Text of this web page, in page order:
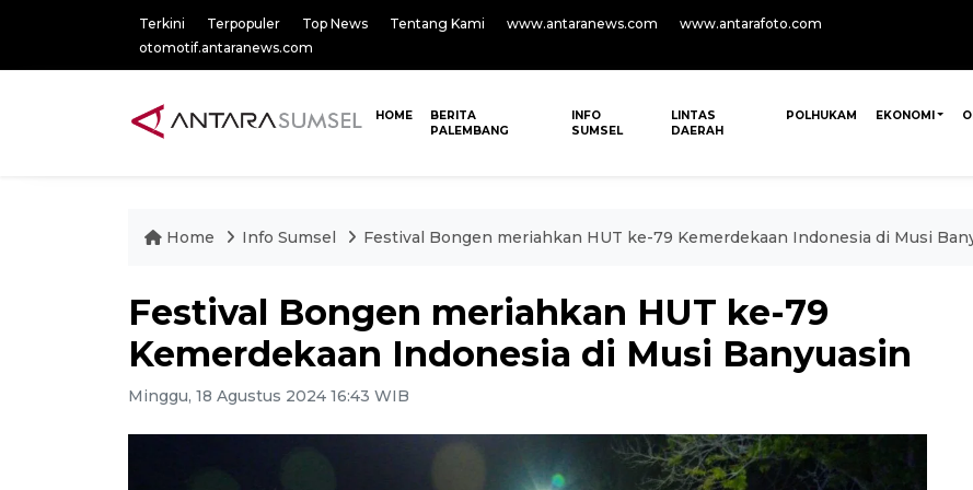
Terkini Terpopuler Top News Tentang Kami www.antaranews.com
www.antarafoto.com
otomotif.antaranews.com
HOME
BERITA
PALEMBANG
INFO
SUMSEL
LINTAS
DAERAH
POLHUKAM EKONOMI
Home Info Sumsel Festival Bongen meriahkan HUT ke-79 Kemerdekaan Indonesia di Musi
Festival Bongen meriahkan HUT ke-79
Kemerdekaan Indonesia di Musi Banyuasin
Minggu, 18 Agustus 2024 16:43 WIB